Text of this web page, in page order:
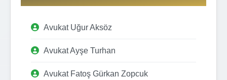
Avukat Uğur Aksöz
Avukat Ayşe Turhan
Avukat Fatoş Gürkan Zopcuk